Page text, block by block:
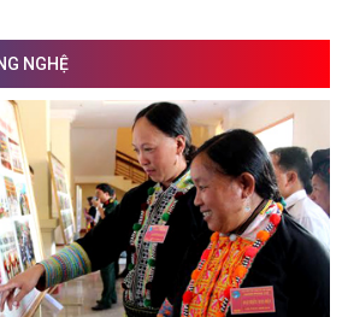
NGHỆ